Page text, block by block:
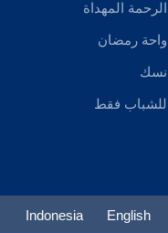
الرحمة المهداة
واحة رمضان
نسك
للشباب فقط
English
Indonesia